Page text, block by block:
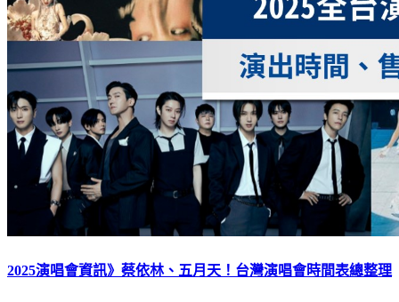
2025演唱會資訊》蔡依林、五月天！台灣演唱會時間表總整理